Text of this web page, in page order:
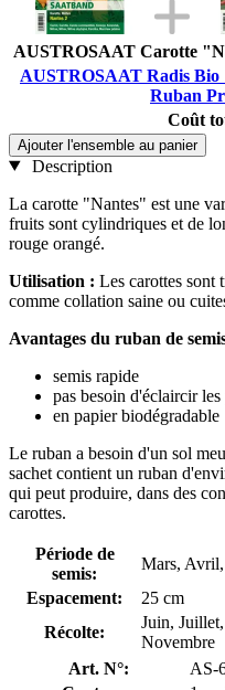
AUSTROSAAT Carotte
AUSTROSAAT Radis
Ruban
Coût
Ajouter l'ensemble au panier
Description
La carotte "Nantes" est une
fruits sont cylindriques et de
rouge orangé.
Utilisation : Les carottes sont
comme collation saine ou
Avantages du ruban de
semis rapide
pas besoin d'éclaircir les
en papier biodégradable
Le ruban a besoin d'un sol
sachet contient un ruban
qui peut produire, dans des
carottes.
Période de
semis:
Mars,
Espacement:
25 cm
Récolte:
Juin,
Novembre
Art. N°:
AS-